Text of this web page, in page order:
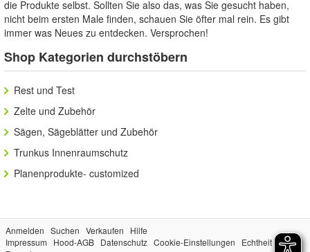
die Produkte selbst. Sollten Sie also das, was Sie gesucht haben,
nicht beim ersten Male finden, schauen Sie öfter mal rein. Es gibt
immer was Neues zu entdecken. Versprochen!
Shop Kategorien durchstöbern
Rest und Test
Zelte und Zubehör
Sägen, Sägeblätter und Zubehör
Trunkus Innenraumschutz
Planenprodukte- customized
Anmelden Suchen Verkaufen
Hilfe
Impressum
Hood-AGB Datenschutz Cookie-Einstellungen
Echtheit der